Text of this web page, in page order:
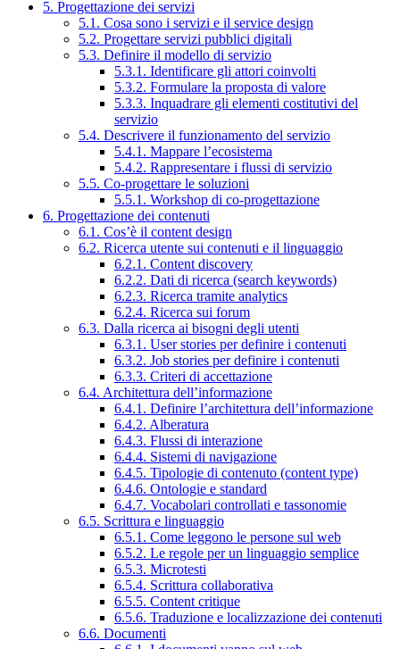
5. Progettazione dei servizi
5.1. Cosa sono i servizi e il service design
5.2. Progettare servizi pubblici digitali
5.3. Definire il modello di servizio
5.3.1. Identificare gli attori coinvolti
5.3.2. Formulare la proposta di valore
5.3.3. Inquadrare gli elementi costitutivi del
servizio
5.4. Descrivere il funzionamento del servizio
5.4.1. Mappare l’ecosistema
5.4.2. Rappresentare i flussi di servizio
5.5. Co-progettare le soluzioni
5.5.1. Workshop di co-progettazione
6. Progettazione dei contenuti
6.1. Cos’è il content design
6.2. Ricerca utente sui contenuti e il linguaggio
6.2.1. Content discovery
6.2.2. Dati di ricerca (search keywords)
6.2.3. Ricerca tramite analytics
6.2.4. Ricerca sui forum
6.3. Dalla ricerca ai bisogni degli utenti
6.3.1. User stories per definire i contenuti
6.3.2. Job stories per definire i contenuti
6.3.3. Criteri di accettazione
6.4. Architettura dell’informazione
6.4.1. Definire l’architettura dell’informazione
6.4.2. Alberatura
6.4.3. Flussi di interazione
6.4.4. Sistemi di navigazione
6.4.5. Tipologie di contenuto (content type)
6.4.6. Ontologie e standard
6.4.7. Vocabolari controllati e tassonomie
6.5. Scrittura e linguaggio
6.5.1. Come leggono le persone sul web
6.5.2. Le regole per un linguaggio semplice
6.5.3. Microtesti
6.5.4. Scrittura collaborativa
6.5.5. Content critique
6.5.6. Traduzione e localizzazione dei contenuti
6.6. Documenti